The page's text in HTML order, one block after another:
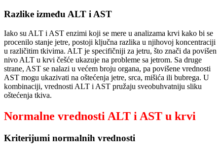
Razlike između ALT i AST
Iako su ALT i AST enzimi koji se mere u analizama krvi kako bi se
procenilo stanje jetre, postoji ključna razlika u njihovoj koncentraciji
u različitim tkivima. ALT je specifičniji za jetru, što znači da povišen
nivo ALT u krvi češće ukazuje na probleme sa jetrom. Sa druge
strane, AST se nalazi u većem broju organa, pa povišene vrednosti
AST mogu ukazivati na oštećenja jetre, srca, mišića ili bubrega. U
kombinaciji, vrednosti ALT i AST pružaju sveobuhvatniju sliku
oštećenja tkiva.
Normalne vrednosti ALT i AST u krvi
Kriterijumi normalnih vrednosti